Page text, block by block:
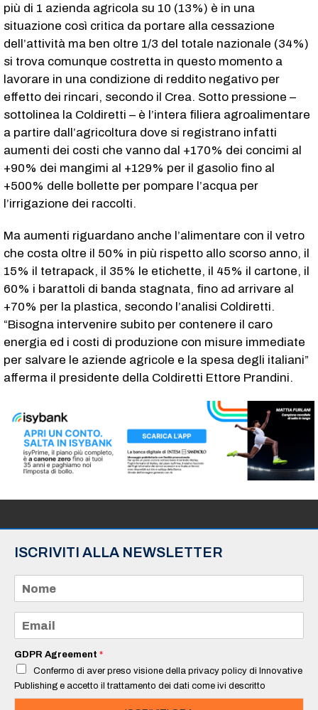
più di 1 azienda agricola su 10 (13%) è in una
situazione così critica da portare alla cessazione
dell’attività ma ben oltre 1/3 del totale nazionale (34%)
si trova comunque costretta in questo momento a
lavorare in una condizione di reddito negativo per
effetto dei rincari, secondo il Crea. Sotto pressione –
sottolinea la Coldiretti – è l’intera filiera agroalimentare
a partire dall’agricoltura dove si registrano infatti
aumenti dei costi che vanno dal +170% dei concimi al
+90% dei mangimi al +129% per il gasolio fino al
+500% delle bollette per pompare l’acqua per
l’irrigazione dei raccolti.
Ma aumenti riguardano anche l’alimentare con il vetro
che costa oltre il 50% in più rispetto allo scorso anno, il
15% il tetrapack, il 35% le etichette, il 45% il cartone, il
60% i barattoli di banda stagnata, fino ad arrivare al
+70% per la plastica, secondo l’analisi Coldiretti.
“Bisogna intervenire subito per contenere il caro
energia ed i costi di produzione con misure immediate
per salvare le aziende agricole e la spesa degli italiani”
afferma il presidente della Coldiretti Ettore Prandini.
ISCRIVITI ALLA NEWSLETTER
m
e
a
i
*
GDPR Agreement *
Confermo di aver preso visione della privacy policy di Innovative
Publishing e accetto il trattamento dei dati come ivi descritto